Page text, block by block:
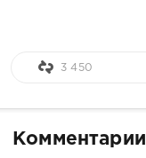
3 450
Комментарии